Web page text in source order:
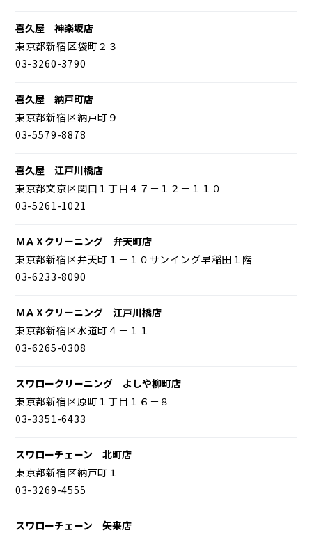
喜久屋 神楽坂店
東京都新宿区袋町２３
03-3260-3790
喜久屋 納戸町店
東京都新宿区納戸町９
03-5579-8878
喜久屋 江戸川橋店
東京都文京区関口１丁目４７－１２－１１０
03-5261-1021
ＭＡＸクリーニング 弁天町店
東京都新宿区弁天町１－１０サンイング早稲田１階
03-6233-8090
ＭＡＸクリーニング 江戸川橋店
東京都新宿区水道町４－１１
03-6265-0308
スワロークリーニング よしや柳町店
東京都新宿区原町１丁目１６－８
03-3351-6433
スワローチェーン 北町店
東京都新宿区納戸町１
03-3269-4555
スワローチェーン 矢来店